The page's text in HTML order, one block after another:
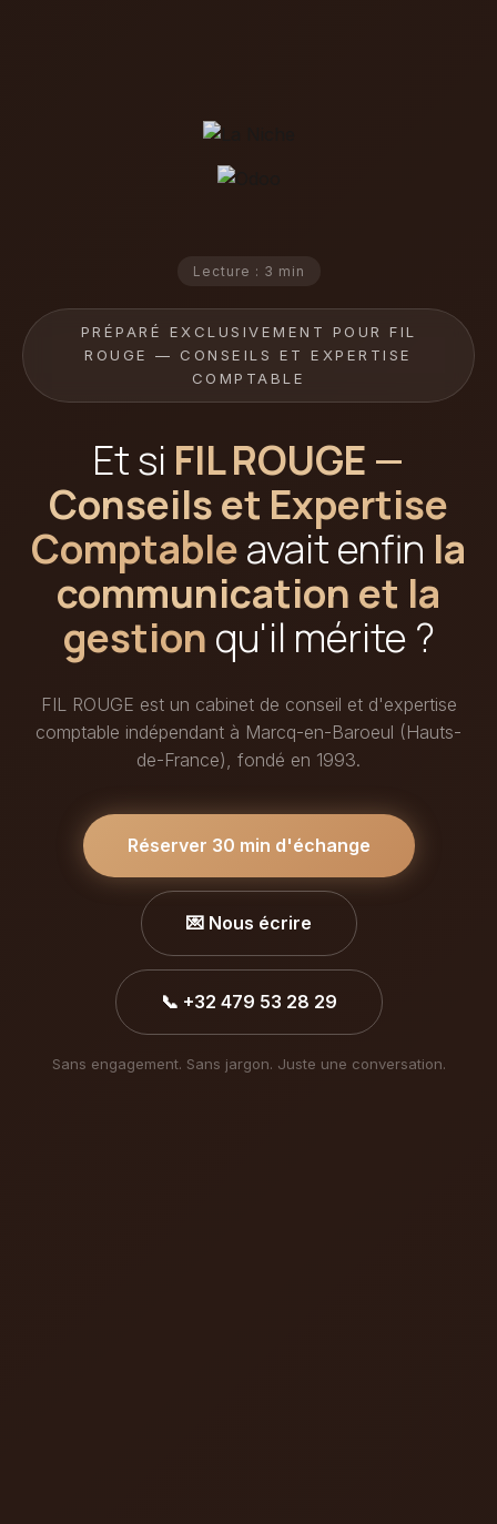
Lecture : 3 min
PRÉPARÉ EXCLUSIVEMENT POUR FIL
ROUGE — CONSEILS ET EXPERTISE
COMPTABLE
Et si FIL ROUGE —
Conseils et Expertise
Comptableavait enfin la
communication et la
gestion qu'il mérite ?
FIL ROUGE est un cabinet de conseil et d'expertise
comptable indépendant à Marcq-en-Baroeul (Hauts-
de-France), fondé en 1993.
Réserver 30 min d'échange
💌 Nous écrire
📞 +32 479 53 28 29
Sans engagement. Sans jargon. Juste une conversation.